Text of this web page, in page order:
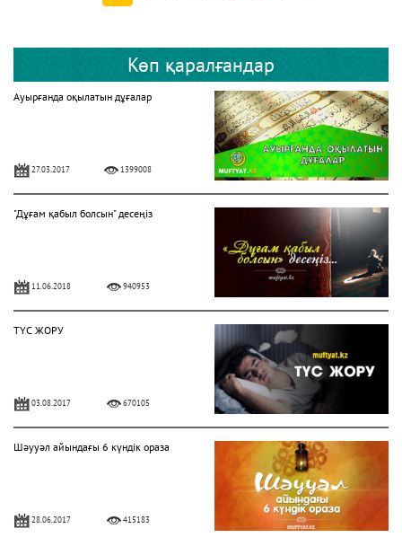
Көп қаралғандар
Ауырғанда оқылатын дұғалар
27.03.2017 1399008
"Дұғам қабыл болсын" десеңіз
11.06.2018 940953
ТҮС ЖОРУ
03.08.2017 670105
Шәууәл айындағы 6 күндік ораза
28.06.2017 415183